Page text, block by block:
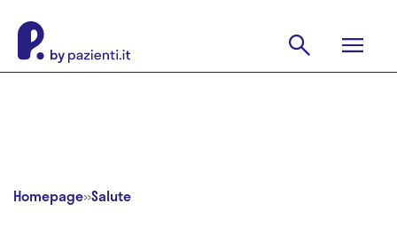
Homepage»Salute